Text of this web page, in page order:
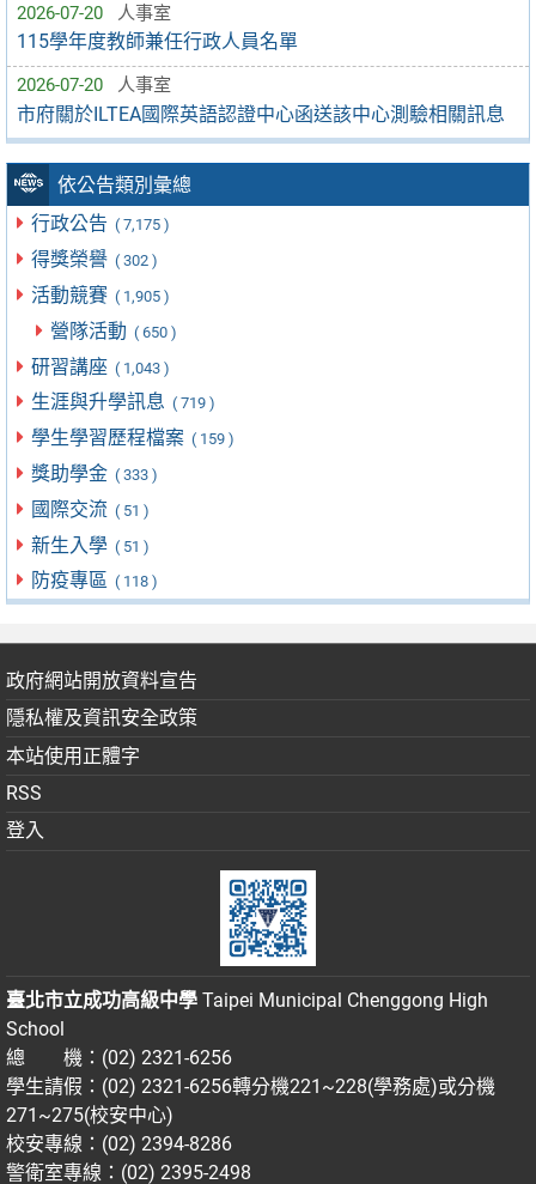
2026-07-20 人事室
115學年度教師兼任行政人員名單
2026-07-20 人事室
市府關於ILTEA國際英語認證中心函送該中心測驗相關訊息
依公告類別彙總
行政公告 ( 7,175 )
得獎榮譽 ( 302 )
活動競賽 ( 1,905 )
營隊活動 ( 650 )
研習講座 ( 1,043 )
生涯與升學訊息 ( 719 )
學生學習歷程檔案 ( 159 )
獎助學金 ( 333 )
國際交流 ( 51 )
新生入學 ( 51 )
防疫專區 ( 118 )
政府網站開放資料宣告
隱私權及資訊安全政策
本站使用正體字
RSS
登入
臺北市立成功高級中學 Taipei Municipal Chenggong High
School
總 機：(02) 2321-6256
學生請假：(02) 2321-6256轉分機221~228(學務處)或分機
271~275(校安中心)
校安專線：(02) 2394-8286
警衛室專線：(02) 2395-2498